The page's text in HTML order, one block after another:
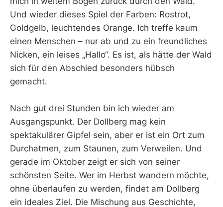
Und wieder dieses Spiel der Farben: Rostrot,
Goldgelb, leuchtendes Orange. Ich treffe kaum
einen Menschen – nur ab und zu ein freundliches
Nicken, ein leises „Hallo“. Es ist, als hätte der Wald
sich für den Abschied besonders hübsch
gemacht.
Nach gut drei Stunden bin ich wieder am
Ausgangspunkt. Der Dollberg mag kein
spektakulärer Gipfel sein, aber er ist ein Ort zum
Durchatmen, zum Staunen, zum Verweilen. Und
gerade im Oktober zeigt er sich von seiner
schönsten Seite. Wer im Herbst wandern möchte,
ohne überlaufen zu werden, findet am Dollberg
ein ideales Ziel. Die Mischung aus Geschichte,